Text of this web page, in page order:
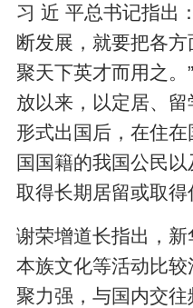
习 近 平总书记指出
断发展，就要把各方
聚天下英才而用之
放以来，以定居、
形式出国后，在住
国国籍的我国公民
取得长期居留或取得
谢荣增道长指出，新
本族文化等活动比
聚力强，与国内交